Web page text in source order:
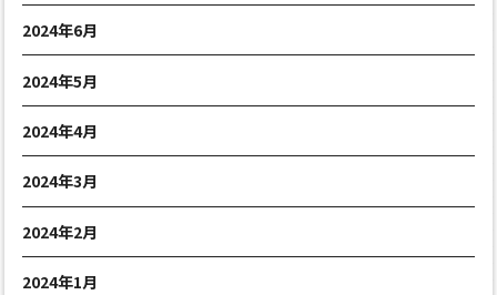
2024年6月
2024年5月
2024年4月
2024年3月
2024年2月
2024年1月